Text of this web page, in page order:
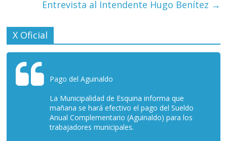
Entrevista al Intendente Hugo Benítez →
X Oficial
Pago del Aguinaldo
La Municipalidad de Esquina informa que
mañana se hará efectivo el pago del Sueldo
Anual Complementario (Aguinaldo) para los
trabajadores municipales.